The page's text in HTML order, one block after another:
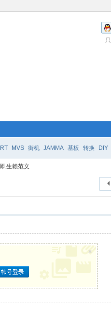
MVS 街机 JAMMA 基板 转换 DIY
.生赖范义
×